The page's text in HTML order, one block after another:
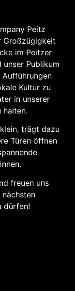
Peitz
Großzügigkeit
im Peitzer
unser Publikum
Kultur zu
in unserer
halten.
trägt dazu
Türen öffnen
freuen uns
nächsten
dürfen!